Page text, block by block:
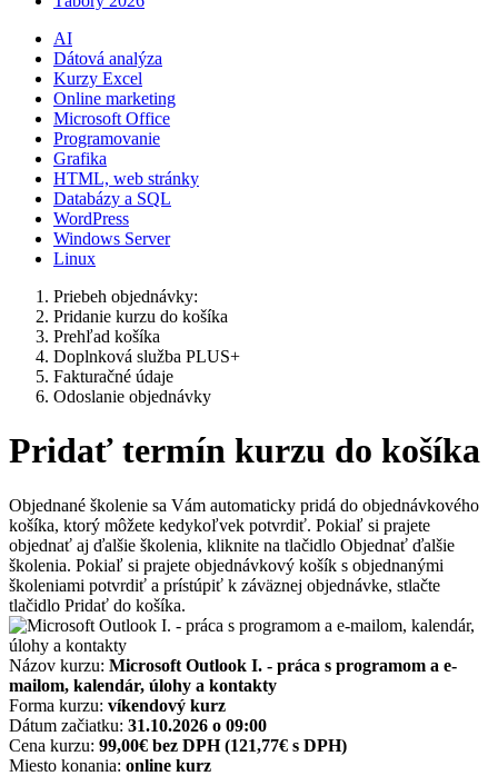
AI
Dátová analýza
Kurzy Excel
Online marketing
Microsoft Office
Programovanie
Grafika
HTML, web stránky
Databázy a SQL
WordPress
Windows Server
Linux
Priebeh objednávky:
Pridanie kurzu do košíka
Prehľad košíka
Doplnková služba PLUS+
Fakturačné údaje
Odoslanie objednávky
Pridať termín kurzu do košíka
Objednané školenie sa Vám automaticky pridá do objednávkového
košíka, ktorý môžete kedykoľvek potvrdiť. Pokiaľ si prajete
objednať aj ďalšie školenia, kliknite na tlačidlo Objednať ďalšie
školenia. Pokiaľ si prajete objednávkový košík s objednanými
školeniami potvrdiť a prístúpiť k záväznej objednávke, stlačte
tlačidlo Pridať do košíka.
Názov kurzu: Microsoft Outlook I. - práca s programom a e-
mailom, kalendár, úlohy a kontakty
Forma kurzu: víkendový kurz
Dátum začiatku: 31.10.2026 o 09:00
Cena kurzu: 99,00€ bez DPH(121,77€ s DPH)
Miesto konania: online kurz